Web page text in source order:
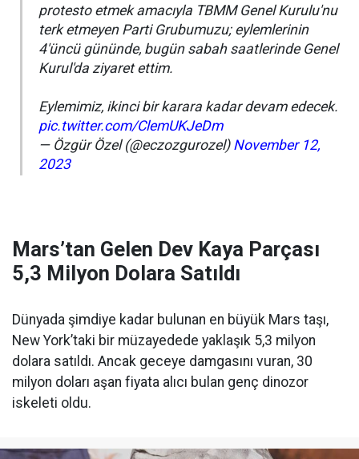
protesto etmek amacıyla TBMM Genel Kurulu'nu
terk etmeyen Parti Grubumuzu; eylemlerinin
4'üncü gününde, bugün sabah saatlerinde Genel
Kurul'da ziyaret ettim.
Eylemimiz, ikinci bir karara kadar devam edecek.
pic.twitter.com/ClemUKJeDm
— Özgür Özel (@eczozgurozel) November 12,
2023
Mars’tan Gelen Dev Kaya Parçası
5,3 Milyon Dolara Satıldı
Dünyada şimdiye kadar bulunan en büyük Mars taşı,
New York’taki bir müzayedede yaklaşık 5,3 milyon
dolara satıldı. Ancak geceye damgasını vuran, 30
milyon doları aşan fiyata alıcı bulan genç dinozor
iskeleti oldu.